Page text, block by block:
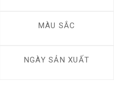
MÀU SẮC
NGÀY SẢN XUẤT